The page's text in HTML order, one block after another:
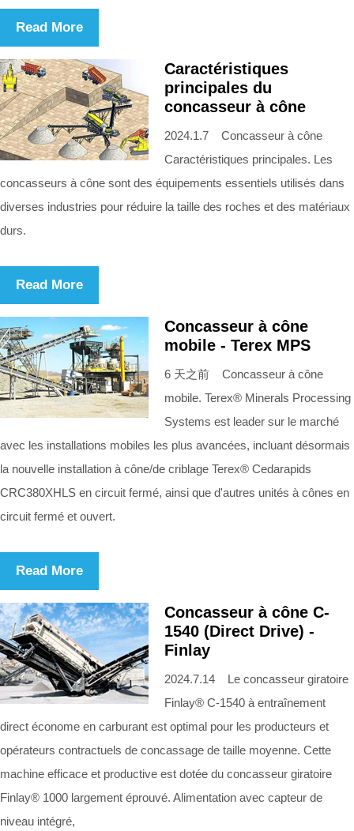
Read More
Caractéristiques
principales du
concasseur à cône
2024.1.7 Concasseur à cône
Caractéristiques principales. Les
concasseurs à cône sont des équipements essentiels utilisés dans
diverses industries pour réduire la taille des roches et des matériaux
durs.
Read More
Concasseur à cône
mobile - Terex MPS
6 天之前 Concasseur à cône
mobile. Terex® Minerals Processing
Systems est leader sur le marché
avec les installations mobiles les plus avancées, incluant désormais
la nouvelle installation à cône/de criblage Terex® Cedarapids
CRC380XHLS en circuit fermé, ainsi que d'autres unités à cônes en
circuit fermé et ouvert.
Read More
Concasseur à cône C-
1540 (Direct Drive) -
Finlay
2024.7.14 Le concasseur giratoire
Finlay® C-1540 à entraînement
direct économe en carburant est optimal pour les producteurs et
opérateurs contractuels de concassage de taille moyenne. Cette
machine efficace et productive est dotée du concasseur giratoire
Finlay® 1000 largement éprouvé. Alimentation avec capteur de
niveau intégré,